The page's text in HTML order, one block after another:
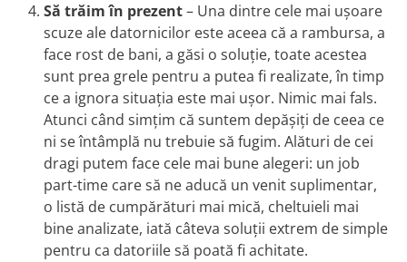
Să trăim în prezent– Una dintre cele mai ușoare
scuze ale datornicilor este aceea că a rambursa, a
face rost de bani, a găsi o soluție, toate acestea
sunt prea grele pentru a putea fi realizate, în timp
ce a ignora situația este mai ușor. Nimic mai fals.
Atunci când simțim că suntem depășiți de ceea ce
ni se întâmplă nu trebuie să fugim. Alături de cei
dragi putem face cele mai bune alegeri: un job
part-time care să ne aducă un venit suplimentar,
o listă de cumpărături mai mică, cheltuieli mai
bine analizate, iată câteva soluții extrem de simple
pentru ca datoriile să poată fi achitate.